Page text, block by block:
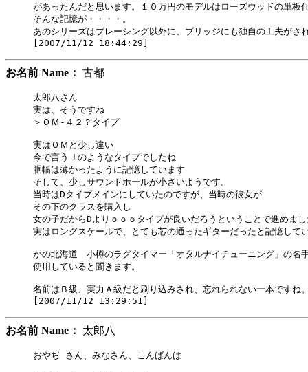
があったんだと思います。１０万円のモデルはローズウッドの単板
そんな記憶が・・・・。
あのシリーズはブレーシング以外に、ブリッジにも独自の工夫がさ
お名前 Name： 古都
太郎八さん
実は、そうですね
＞ＯＭ-４２？タイプ
実はＯＭと少し違い
今で言うＪのようなタイプでしたね
胴幅は薄かったように記憶しています
そして、少しサウンドホールが小さいようです。
当時はDタイプメインにしていたのですが、当時の彼女が
その下のクラスを購入し
女の子だからDよりｏｏｏタイプが良いだろうということで進めま
実はロングスケールで、とても芯の通ったギターだったと記憶して
かの北海道　小樽のラグタイマー「オタルナイチューニング」の名
使用していると聞きます。
名前はＢ級、実力Ａ級だと刷り込みされ、忘れられない一本ですね
お名前 Name： 太郎八
おやぢ さん、みなさん、こんばんは